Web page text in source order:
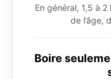
En général, 1,5 à
de l’âge,
Boire